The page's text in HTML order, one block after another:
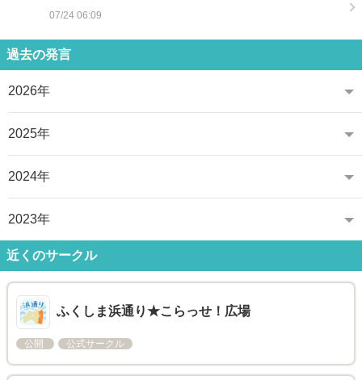
07/24 06:09
過去の発言
2026年
2025年
2024年
2023年
近くのサークル
ふくしま浜通り★こらっせ！広場
公開 公式サークル